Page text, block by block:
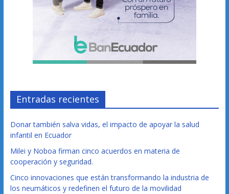
Entradas recientes
Donar también salva vidas, el impacto de apoyar la salud
infantil en Ecuador
Milei y Noboa firman cinco acuerdos en materia de
cooperación y seguridad.
Cinco innovaciones que están transformando la industria de
los neumáticos y redefinen el futuro de la movilidad